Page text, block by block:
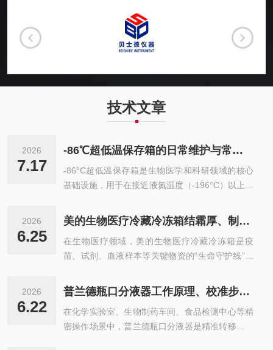
技术文章
2026
7.17
-86℃超低温保存箱的日常维护与常见故障
-86°C超低温保存箱是生物医学和科研领域的核心
基础设施，用于在接近液氮温度（-196°C）以上的
6°C超低温保存箱的特点：深冷与准确控温：箱内
温度通常在-40℃至-86℃之间宽幅可调，部分设备
控温精度可达0.1℃，能够准确维持深低温环境，
满足温度敏感样本的严苛存储要求。高效制冷系
这种设计不仅能快速降温，还能在单套系统出现故
行，保障样本安全。好...
2026
6.25
美的生物医疗冷藏冷冻箱结霜厚、制冷效率下降，维护技巧
在生物医疗领域，美的生物医疗冷藏冷冻箱是疫
苗、试剂、血液样本等关键物资的“生命守护线”，
而，结霜过厚、制冷效率下降，是这类设备长期面
临的共性难题。结霜不仅堵塞风道、增加能耗，还
会导致箱内温度波动，威胁样本活性。而自动化霜
系统作为破解结霜困境的核心，其维护质量直接决
2026
6.22
普兰德瓶口分液器工作原理、校准步骤与日常维护全流程
在化学实验室、生物制药车间、食品检测中心等精
密操作场景中，普兰德瓶口分液器是精准转移液体